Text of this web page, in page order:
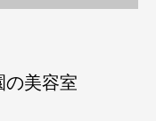
美容室